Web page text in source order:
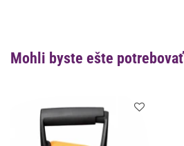
Mohli byste ešte potrebovať